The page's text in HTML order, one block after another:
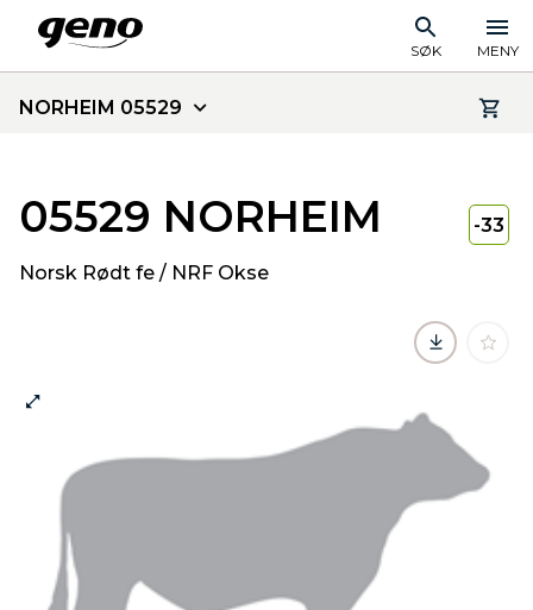
SØK MENY
NORHEIM 05529
05529 NORHEIM
Norsk Rødt fe / NRF Okse
-33